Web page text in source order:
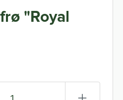
"Royal